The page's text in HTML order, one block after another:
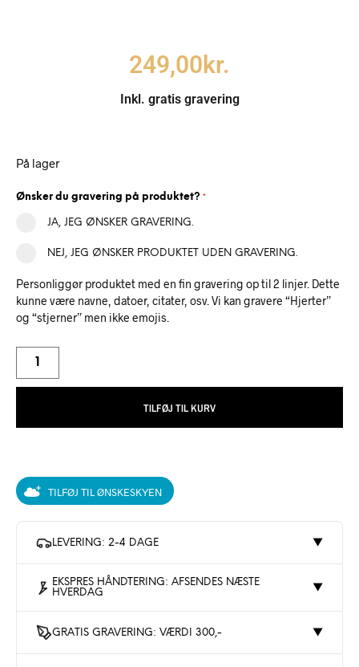
249,00kr.
Inkl. gratis gravering
På lager
Ønsker du gravering på produktet? *
JA, JEG ØNSKER GRAVERING.
NEJ, JEG ØNSKER PRODUKTET UDEN GRAVERING.
Personliggør produktet med en fin gravering op til 2 linjer. Dette
kunne være navne, datoer, citater, osv. Vi kan gravere “Hjerter”
og “stjerner” men ikke emojis.
TILFØJ TIL KURV
TILFØJ TIL ØNSKESKYEN
LEVERING: 2-4 DAGE ▼
EKSPRES HÅNDTERING: AFSENDES NÆSTE
HVERDAG
▼
GRATIS GRAVERING: VÆRDI 300,- ▼